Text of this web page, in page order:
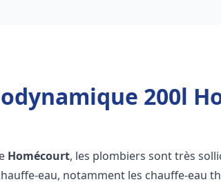
200l
Homécourt, les plombiers sont très
eau, notamment les chauffe-eau